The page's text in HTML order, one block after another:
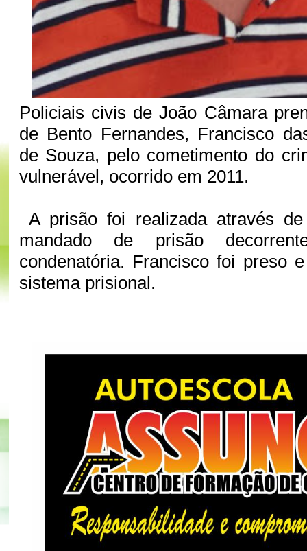
Policiais civis de João Câmara
de Bento Fernandes, Francisco
de Souza, pelo cometimento do
vulnerável, ocorrido em 2011.
A prisão foi realizada através
mandado de prisão
condenatória. Francisco foi preso
sistema prisional.